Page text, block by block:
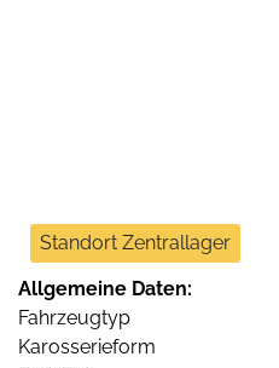
Standort Zentrallager
Allgemeine Daten:
Fahrzeugtyp
Karosserieform